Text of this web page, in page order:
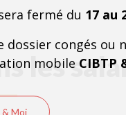
les
fermé du 17 au
dossier congés ou
mobile CIBTP
Moi